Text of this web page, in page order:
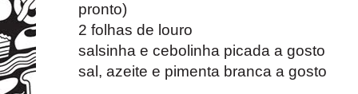
pronto)
2 folhas de louro
salsinha e cebolinha picada a gosto
sal, azeite e pimenta branca a gosto